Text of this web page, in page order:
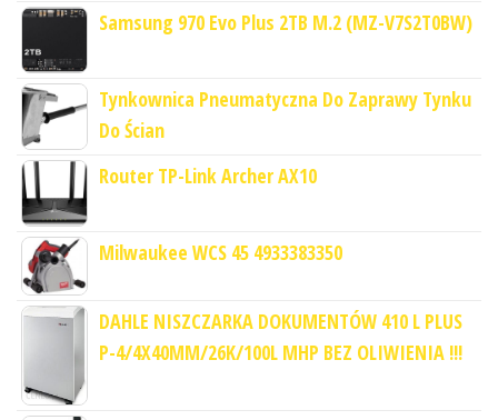
Samsung 970 Evo Plus 2TB M.2 (MZ-V7S2T0BW)
Tynkownica Pneumatyczna Do Zaprawy Tynku
Do Ścian
Router TP-Link Archer AX10
Milwaukee WCS 45 4933383350
DAHLE NISZCZARKA DOKUMENTÓW 410 L PLUS
P-4/4X40MM/26K/100L MHP BEZ OLIWIENIA !!!